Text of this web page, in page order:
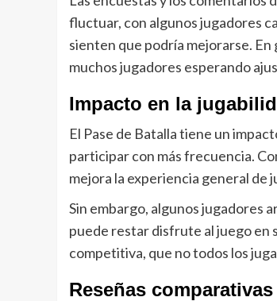
fluctuar, con algunos jugadores
sienten que podría mejorarse.
muchos jugadores esperando
Impacto en la
El Pase de Batalla tiene un
participar con más frecuencia.
mejora la experiencia general de
Sin embargo, algunos jugadores
puede restar disfrute al juego en
competitiva, que no todos los
Reseñas